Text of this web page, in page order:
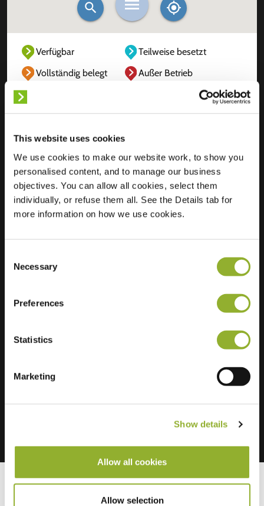
This website uses cookies
We use cookies to make our website work, to show you
personalised content, and to manage our business
objectives. You can allow all cookies, select them
individually, or refuse them all. See the Details tab for
more information on how we use cookies.
Selection
Necessary
Preferences
Statistics
Marketing
Show details
Allow all cookies
Allow selection
Verfügbar
Teilweise besetzt
Vollständig belegt
Außer Betrieb
Standort
Burggravenlaan 250
2313 JB Leiden
Niederlande